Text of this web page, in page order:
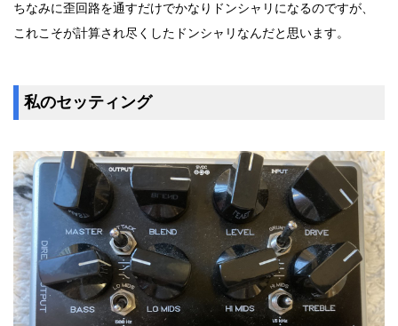
ちなみに歪回路を通すだけでかなりドンシャリになるのですが、
これこそが計算され尽くしたドンシャリなんだと思います。
私のセッティング